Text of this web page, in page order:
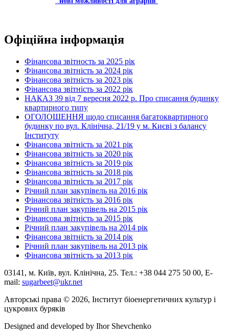
Офіційна інформація
Фінансова звітность за 2025 рік
Фінансова звітність за 2024 рік
Фінансова звітність за 2023 рік
Фінансова звітність за 2022 рік
НАКАЗ 39 від 7 вересня 2022 р. Про списання будинку
квартирного типу
ОГОЛОШЕННЯ щодо списання багатоквартирного
будинку по вул. Клінічна, 21/19 у м. Києві з балансу
Інституту
Фінансова звітність за 2021 рік
Фінансова звітність за 2020 рік
Фінансова звітність за 2019 рік
Фінансова звітність за 2018 рік
Фінансова звітність за 2017 рік
Річний план закупівель на 2016 рік
Фінансова звітність за 2016 рік
Річний план закупівель на 2015 рік
Фінансова звітність за 2015 рік
Річний план закупівель на 2014 рік
Фінансова звітність за 2014 рік
Річний план закупівель на 2013 рік
Фінансова звітність за 2013 рік
03141, м. Київ, вул. Клінічна, 25. Тел.: +38 044 275 50 00, E-
mail: sugarbeet@ukr.net
Авторські права © 2026, Інститут біоенергетичних культур і
цукрових буряків
Designed and developed by Ihor Shevchenko